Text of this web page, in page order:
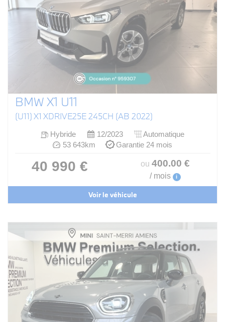
BMW X1 U11
(U11) X1 XDRIVE25E 245CH (AB 2022)
Hybride 12/2023
Automatique
53 643km
Garantie 24 mois
40 990 € ou 400.00 €
/ mois i
Voir le véhicule